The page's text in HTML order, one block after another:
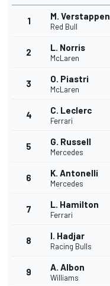
1 M. Verstappen
Red Bull
2 L. Norris
McLaren
3 O. Piastri
McLaren
4 C. Leclerc
Ferrari
5 G. Russell
Mercedes
6 K. Antonelli
Mercedes
7 L. Hamilton
Ferrari
8 I. Hadjar
Racing Bulls
9 A. Albon
Williams